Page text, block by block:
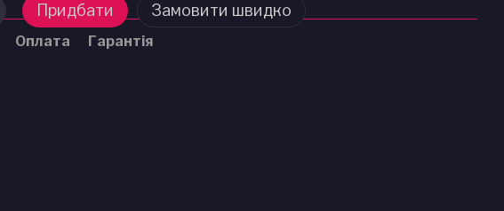
Придбати Замовити швидко
Оплата Гарантія